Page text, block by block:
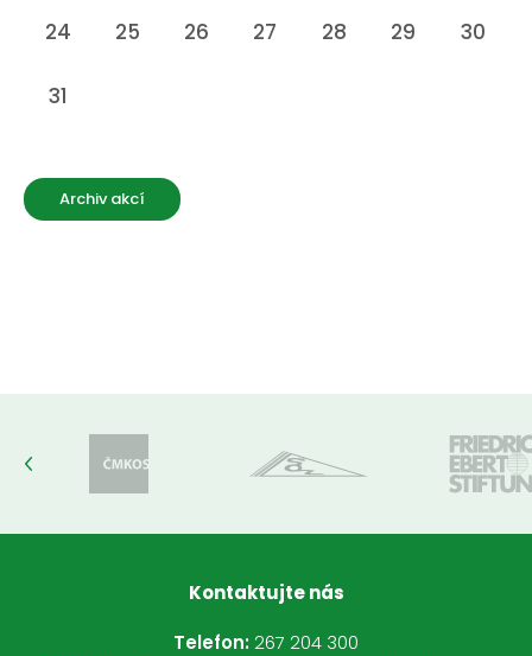
24 25 26 27 28 29 30
31
Archiv akcí
Kontaktujte nás
Telefon: 267 204 300